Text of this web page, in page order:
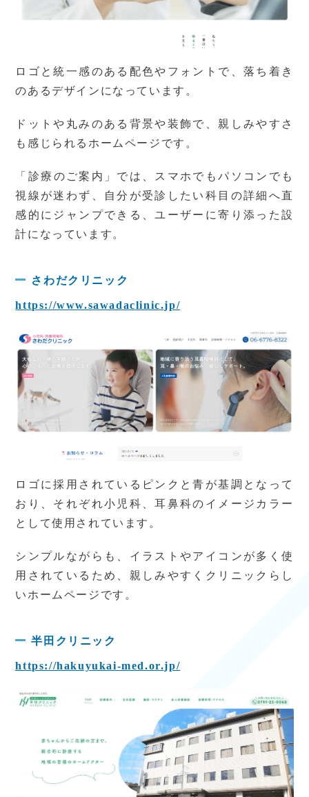
ロゴと統一感のある配色やフォントで、落ち着き
のあるデザインになっています。
ドットや丸みのある背景や装飾で、親しみやすさ
も感じられるホームページです。
「 診療のご案内 」では、スマホでもパソコンでも
視線が迷わず、自分が受診したい科目の詳細へ直
感的にジャンプできる、ユーザーに寄り添った設
計になっています。
さわだクリニック
https://www.sawadaclinic.jp/
ロゴに採用されているピンクと青が基調となって
おり、それぞれ小児科、耳鼻科のイメージカラー
として使用されています。
シンプルながらも、イラストやアイコンが多く使
用されているため、親しみやすくクリニックらし
いホームページです。
半田クリニック
https://hakuyukai-med.or.jp/